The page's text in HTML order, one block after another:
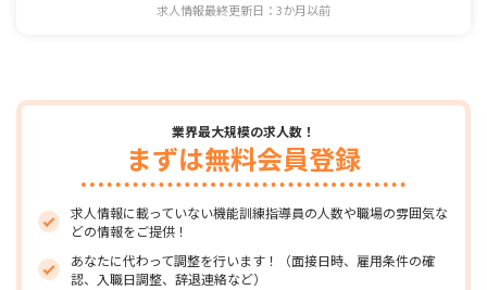
求人情報最終更新日：3か月以前
業界最大規模の求人数！
まずは無料会員登録
求人情報に載っていない機能訓練指導員の人数や職場の雰囲気な
どの情報をご提供！
あなたに代わって調整を行います！（面接日時、雇用条件の確
認、入職日調整、辞退連絡など）